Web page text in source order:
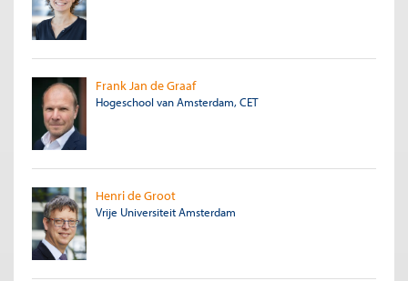
Frank Jan de Graaf
Hogeschool van Amsterdam, CET
Henri de Groot
Vrije Universiteit Amsterdam